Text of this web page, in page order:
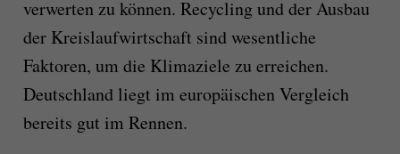
verwerten zu können. Recycling und der Ausbau
der Kreislaufwirtschaft sind wesentliche
Faktoren, um die Klimaziele zu erreichen.
Deutschland liegt im europäischen Vergleich
bereits gut im Rennen.